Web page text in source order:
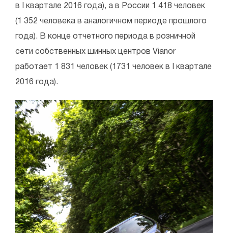
в I квартале 2016 года), а в России 1 418 человек
(1 352 человека в аналогичном периоде прошлого
года). В конце отчетного периода в розничной
сети собственных шинных центров Vianor
работает 1 831 человек (1731 человек в I квартале
2016 года).